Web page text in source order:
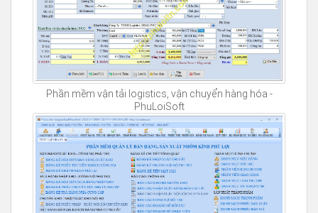
Phần mềm vận tải logistics, vận chuyển hàng hóa -
PhuLoiSoft